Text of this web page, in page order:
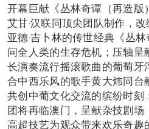
开幕巨献《丛林奇谭（再造版
艾甘‧汉联同顶尖团队制作，
亚德‧吉卜林的传世经典《丛
问全人类的生存危机；压轴
长演奏流行摇滚歌曲的葡萄牙
合中西乐风的歌手黄大炜同
共创中葡文化交流的缤纷时刻
团将再临澳门，呈献杂技剧
高超技艺为观众带来欢乐奇